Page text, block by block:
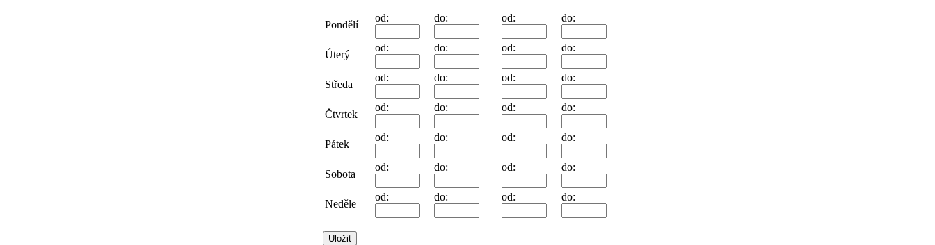
Pondělí
od: do: od: do:
Úterý
od: do: od: do:
Středa
od: do: od: do:
Čtvrtek
od: do: od: do:
Pátek
od: do: od: do:
Sobota
od: do: od: do:
Neděle
od: do: od: do: